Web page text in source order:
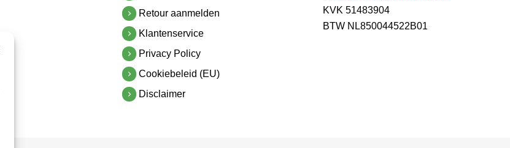
Retour aanmelden
Klantenservice
Privacy Policy
Cookiebeleid (EU)
Disclaimer
KVK 51483904
BTW NL850044522B01